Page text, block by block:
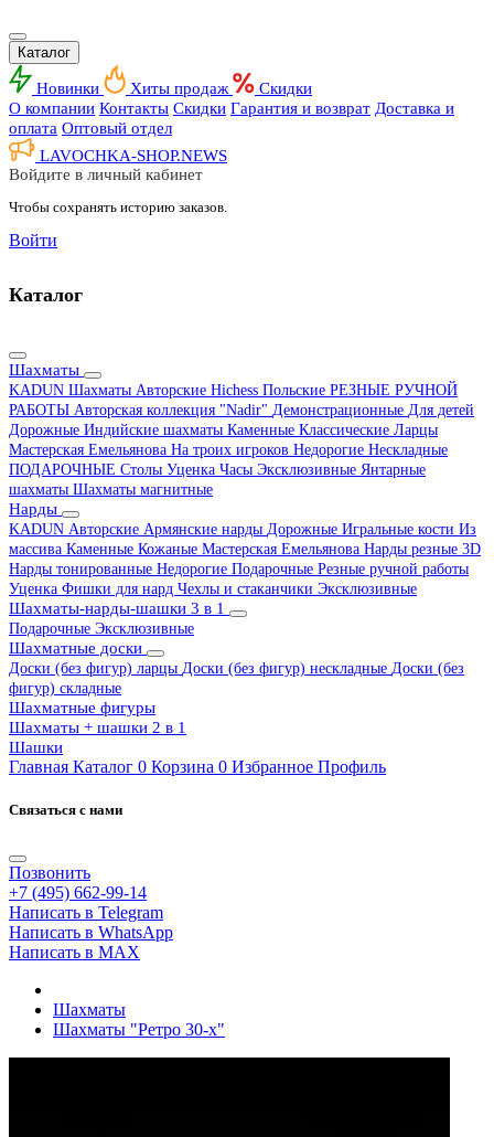
Каталог
Новинки Хиты продаж
Скидки
О компании Контакты Скидки Гарантия и возврат Доставка и
оплата Оптовый отдел
LAVOCHKA-SHOP.NEWS
Войдите в личный кабинет
Чтобы сохранять историю заказов.
Войти
Каталог
Шахматы
KADUN Шахматы Авторские Hichess Польские РЕЗНЫЕ РУЧНОЙ
РАБОТЫ Авторская коллекция "Nadir" Демонстрационные Для детей
Дорожные Индийские шахматы Каменные Классические Ларцы
Мастерская Емельянова На троих игроков Недорогие Нескладные
ПОДАРОЧНЫЕ Столы Уценка Часы Эксклюзивные Янтарные
шахматы Шахматы магнитные
Нарды
KADUN Авторские Армянские нарды Дорожные Игральные кости Из
массива Каменные Кожаные Мастерская Емельянова Нарды резные 3D
Нарды тонированные Недорогие Подарочные Резные ручной работы
Уценка Фишки для нард Чехлы и стаканчики Эксклюзивные
Шахматы-нарды-шашки 3 в 1
Подарочные Эксклюзивные
Шахматные доски
Доски (без фигур) ларцы Доски (без фигур) нескладные Доски (без
фигур) складные
Шахматные фигуры
Шахматы + шашки 2 в 1
Шашки
Главная Каталог 0 Корзина 0 Избранное Профиль
Связаться с нами
Позвонить
+7 (495) 662-99-14
Написать в Telegram
Написать в WhatsApp
Написать в MAX
Шахматы
Шахматы "Ретро 30-х"